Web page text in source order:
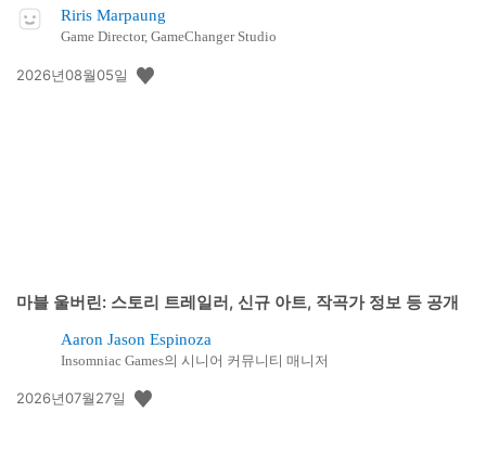
Riris Marpaung
Game Director, GameChanger Studio
공
2026년08월05일
마블 울버린: 스토리 트레일러, 신규 아트, 작곡가 정보 등 공개
Aaron Jason Espinoza
Insomniac Games의 시니어 커뮤니티 매니저
공
2026년07월27일